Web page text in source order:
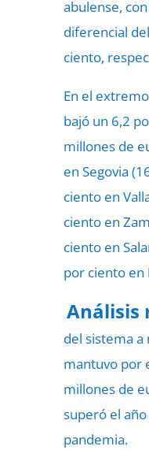
abulense,
diferencial
ciento,
En el
bajó un 6,2
millones de
en Segovia
ciento en
ciento en
ciento en
por ciento en
Análisis
del sistema a
mantuvo por
millones de
superó el
pandemia.